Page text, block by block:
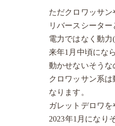
ただクロワッサ
リバースシータ
電力ではなく動力
来年1月中頃にな
動かせないそうな
クロワッサン系
なります。
ガレットデロワ
2023年1月になり